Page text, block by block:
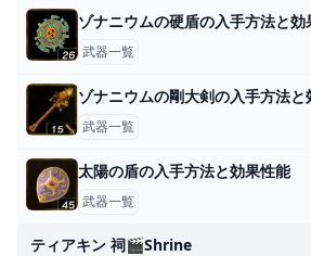
ゾナニウムの硬盾の入手方法と効
武器一覧
ゾナニウムの剛大剣の入手方法と
武器一覧
太陽の盾の入手方法と効果性能
武器一覧
ティアキン 祠🎬shrine